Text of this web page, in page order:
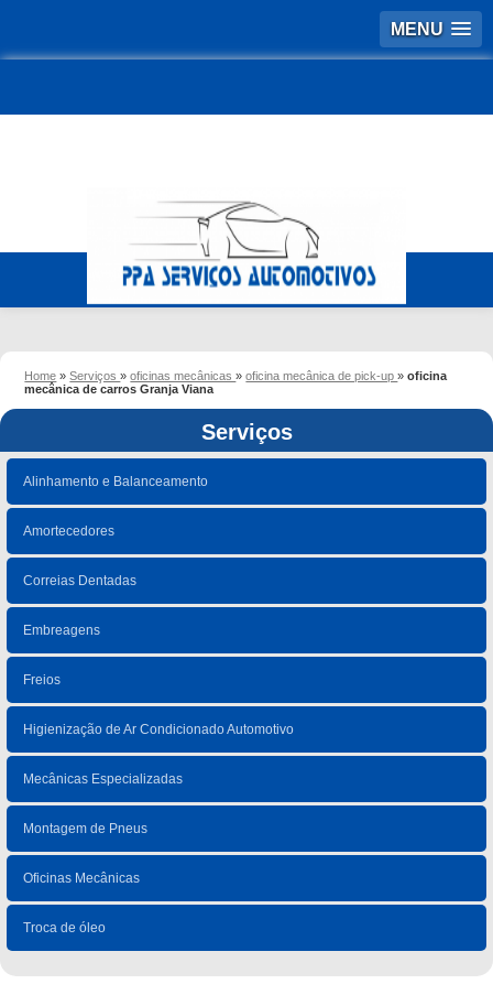
MENU
Home »Serviços»oficinas mecânicas»oficina mecânica de pick-up»oficina
mecânica de carros Granja Viana
Serviços
Alinhamento e Balanceamento
Amortecedores
Correias Dentadas
Embreagens
Freios
Higienização de Ar Condicionado Automotivo
Mecânicas Especializadas
Montagem de Pneus
Oficinas Mecânicas
Troca de óleo